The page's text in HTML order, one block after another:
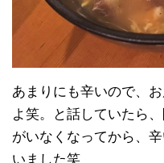
あまりにも辛いので、
よ笑。と話していたら
がいなくなってから、
いました笑